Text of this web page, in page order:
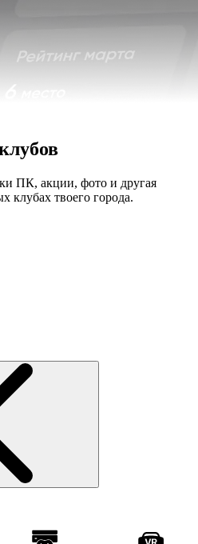
ПК, акции, фото и другая
клубах твоего города.